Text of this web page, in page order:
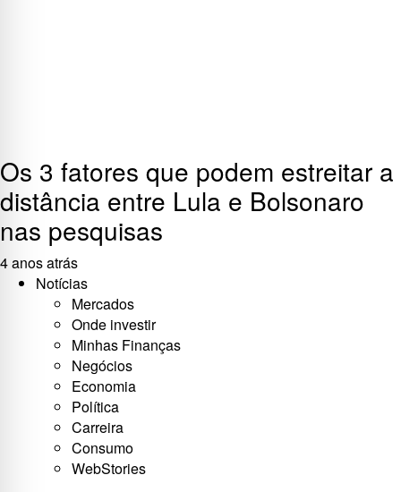
Os 3 fatores que podem estreitar a
distância entre Lula e Bolsonaro
nas pesquisas
4 anos atrás
Notícias
Mercados
Onde investir
Minhas Finanças
Negócios
Economia
Política
Carreira
Consumo
WebStories